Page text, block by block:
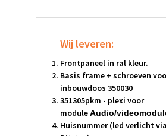
Wij leveren:
Frontpaneel in ral kleur.
Basis frame + schroeven
inbouwdoos 350030
351305pkm - plexi voor
moduleAudio/
Huisnummer (led verlicht